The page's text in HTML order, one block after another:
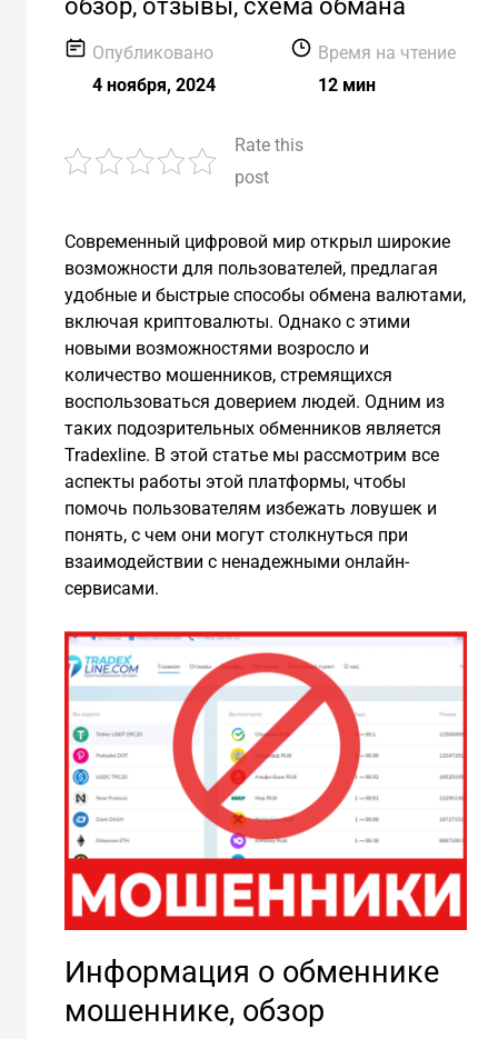
обзор, отзывы, схема обмана
Опубликовано
4 ноября, 2024
Время на чтение
12 мин
Rate this
post
Современный цифровой мир открыл широкие
возможности для пользователей, предлагая
удобные и быстрые способы обмена валютами,
включая криптовалюты. Однако с этими
новыми возможностями возросло и
количество мошенников, стремящихся
воспользоваться доверием людей. Одним из
таких подозрительных обменников является
Tradexline. В этой статье мы рассмотрим все
аспекты работы этой платформы, чтобы
помочь пользователям избежать ловушек и
понять, с чем они могут столкнуться при
взаимодействии с ненадежными онлайн-
сервисами.
Информация о обменнике
мошеннике, обзор